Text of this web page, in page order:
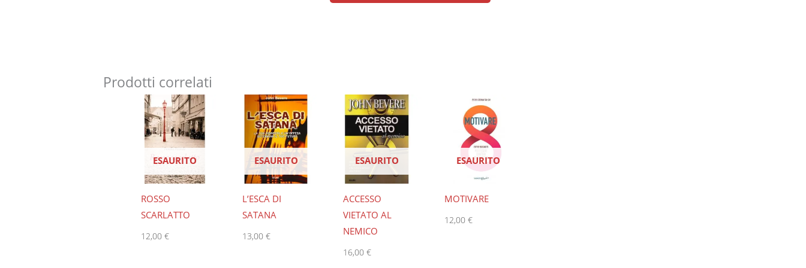
Prodotti correlati
ESAURITO
ROSSO
SCARLATTO
12,00€
ESAURITO
L’ESCA DI
SATANA
13,00 €
ESAURITO
ACCESSO
VIETATO AL
NEMICO
16,00€
ESAURITO
MOTIVARE
12,00€